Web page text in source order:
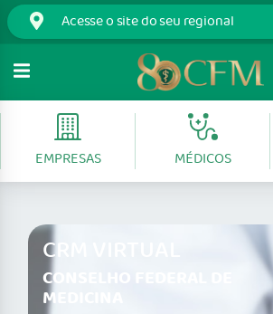
EMPRESAS MÉDICOS
CRM VIRTUAL
CONSELHO FEDERAL DE
MEDICINA